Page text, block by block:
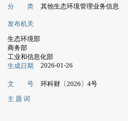
分 类 其他生态环境管理业务信息
发布机关
生态环境部
商务部
工业和信息化部
生成日期
2026-01-26
文 号
环科财〔2026〕4号
主 题 词